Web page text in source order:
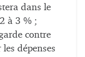
dans le
à 3 % ;
contre
dépenses